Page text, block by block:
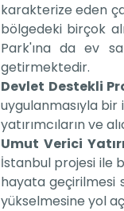
karakterize eden
bölgedeki birçok
Park'ına da ev
getirmektedir.
Devlet Destekli
uygulanmasıyla
yatırımcıların ve
Umut Verici
İstanbul projesi ile
hayata geçirilmesi
yükselmesine yol